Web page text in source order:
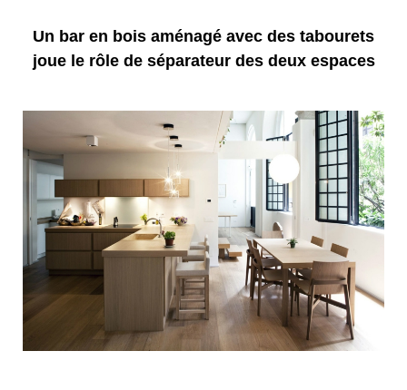
Un bar en bois aménagé avec des tabourets
joue le rôle de séparateur des deux espaces